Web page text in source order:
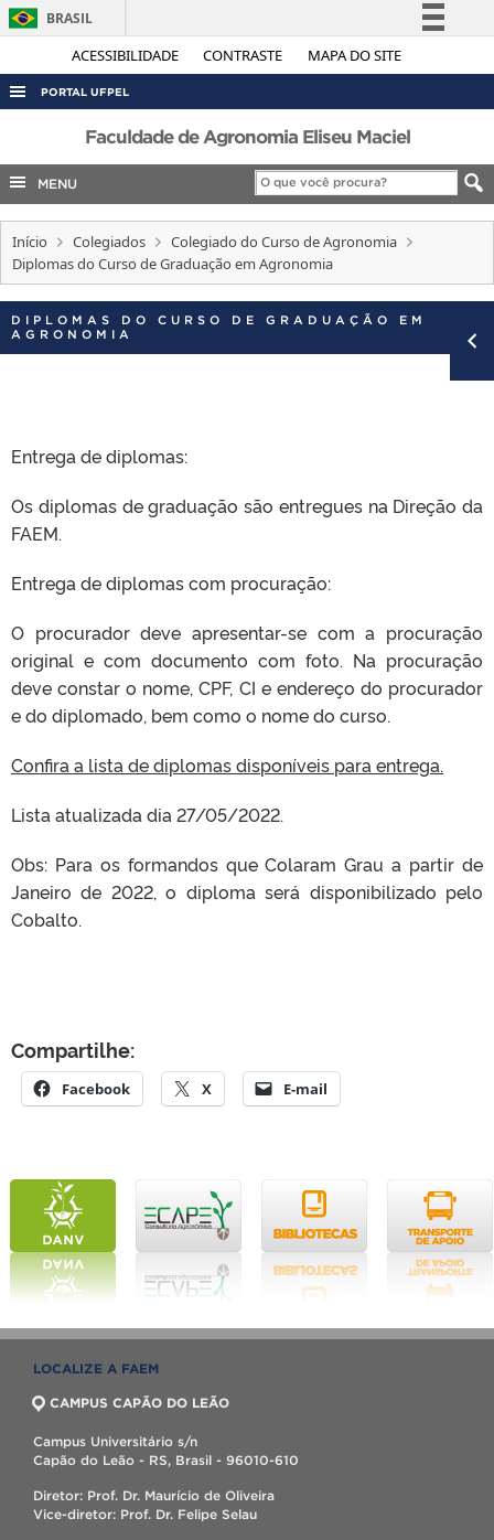
ACESSIBILIDADE CONTRASTE MAPA DO SITE
BRASIL
Simplifique!
Legislação
Canais
PORTAL UFPEL
ACESSO À INFORMAÇÃO
AUDITORIA
COBALTO
CONCURSOS
INTERNACIONAL
OUVIDORIA
Faculdade de Agronomia Eliseu Maciel
MENU
Início Colegiados
Colegiado do Curso de Agronomia
Diplomas do Curso de Graduação em Agronomia
DIPLOMAS DO CURSO DE GRADUAÇÃO EM
AGRONOMIA
Entrega de diplomas:
Os diplomas de graduação são entregues na Direção da
FAEM.
Entrega de diplomas com procuração:
O procurador deve apresentar-se com a procuração
original e com documento com foto. Na procuração
deve constar o nome, CPF, CI e endereço do procurador
e do diplomado, bem como o nome do curso.
Confira a lista de diplomas disponíveis para entrega.
Lista atualizada dia 27/05/2022.
Obs: Para os formandos que Colaram Grau a partir de
Janeiro de 2022, o diploma será disponibilizado pelo
Cobalto.
Compartilhe:
Facebook X E-mail
LOCALIZE A FAEM
CAMPUS CAPÃO DO LEÃO
Campus Universitário s/n
Capão do Leão - RS, Brasil - 96010-610
Diretor: Prof. Dr. Maurício de Oliveira
Vice-diretor: Prof. Dr. Felipe Selau